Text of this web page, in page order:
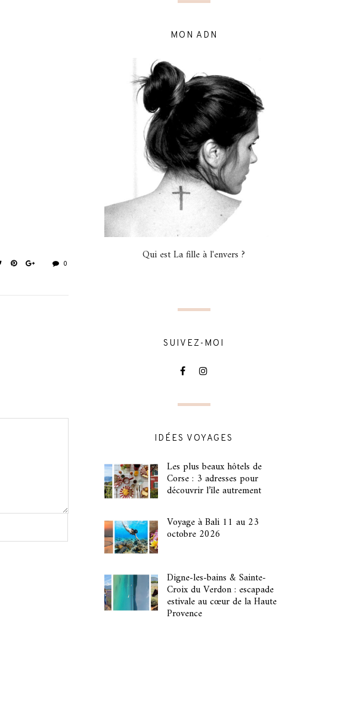
0
MON ADN
Qui est La fille à l'envers ?
SUIVEZ-MOI
IDÉES VOYAGES
Les plus beaux hôtels de
Corse : 3 adresses pour
découvrir l’île autrement
Voyage à Bali 11 au 23
octobre 2026
Digne-les-bains & Sainte-
Croix du Verdon : escapade
estivale au cœur de la Haute
Provence